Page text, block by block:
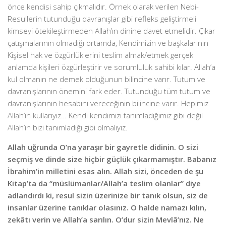
önce kendisi sahip çıkmalıdır. Örnek olarak verilen Nebi-
Resullerin tutunduğu davranışlar gibi refleks geliştirmeli
kimseyi ötekileştirmeden Allah’ın dinine davet etmelidir. Çıkar
çatışmalarının olmadığı ortamda, Kendimizin ve başkalarının
Kişisel hak ve özgürlüklerini teslim almak/etmek gerçek
anlamda kişileri özgürleştirir ve sorumluluk sahibi kılar. Allah’a
kul olmanın ne demek olduğunun bilincine varır. Tutum ve
davranışlarının önemini fark eder. Tutunduğu tüm tutum ve
davranışlarının hesabını vereceğinin bilincine varır. Hepimiz
Allah’ın kullarıyız… Kendi kendimizi tanımladığımız gibi değil
Allah’ın bizi tanımladığı gibi olmalıyız.
Allah uğrunda O’na yaraşır bir gayretle didinin. O sizi
seçmiş ve dinde size hiçbir güçlük çıkarmamıştır. Babanız
İbrahim’in milletini esas alın. Allah sizi, önceden de şu
Kitap’ta da “müslümanlar/Allah’a teslim olanlar” diye
adlandırdı ki, resul sizin üzerinize bir tanık olsun, siz de
insanlar üzerine tanıklar olasınız. O halde namazı kılın,
zekâtı verin ve Allah’a sarılın. O’dur sizin Mevlâ’nız. Ne